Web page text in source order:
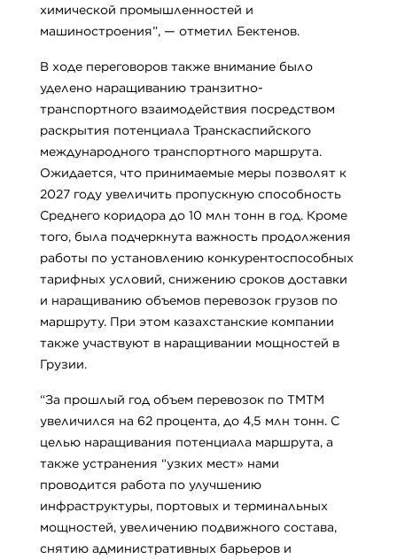
химической промышленностей и
машиностроения”, — отметил Бектенов.
В ходе переговоров также внимание было
уделено наращиванию транзитно-
транспортного взаимодействия посредством
раскрытия потенциала Транскаспийского
международного транспортного маршрута.
Ожидается, что принимаемые меры позволят к
2027 году увеличить пропускную способность
Среднего коридора до 10 млн тонн в год. Кроме
того, была подчеркнута важность продолжения
работы по установлению конкурентоспособных
тарифных условий, снижению сроков доставки
и наращиванию объемов перевозок грузов по
маршруту. При этом казахстанские компании
также участвуют в наращивании мощностей в
Грузии.
“За прошлый год объем перевозок по ТМТМ
увеличился на 62 процента, до 4,5 млн тонн. С
целью наращивания потенциала маршрута, а
также устранения “узких мест» нами
проводится работа по улучшению
инфраструктуры, портовых и терминальных
мощностей, увеличению подвижного состава,
снятию административных барьеров и